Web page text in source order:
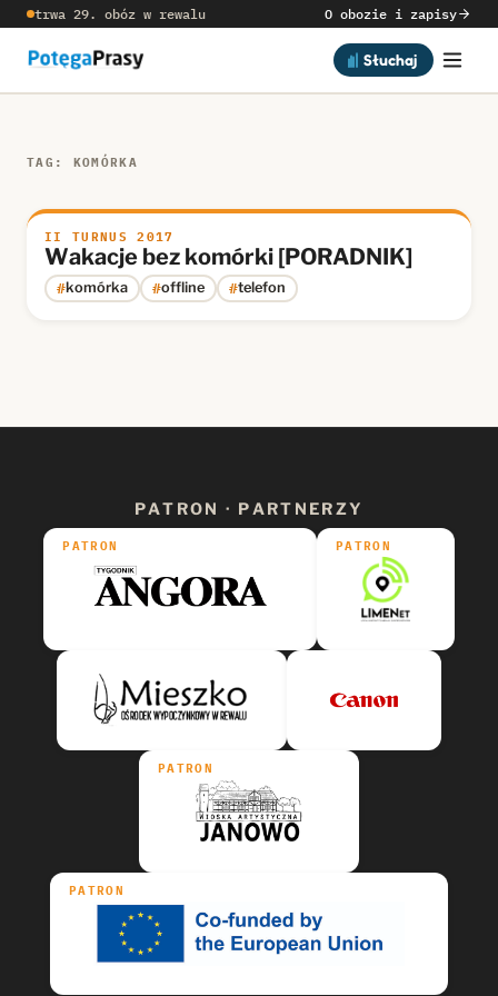
trwa 29. obóz w rewalu O obozie i zapisy
Słuchaj
TAG: KOMÓRKA
II TURNUS 2017
Wakacje bez komórki [PORADNIK]
#komórka #offline #telefon
PATRON · PARTNERZY
PATRON PATRON
PATRON
PATRON